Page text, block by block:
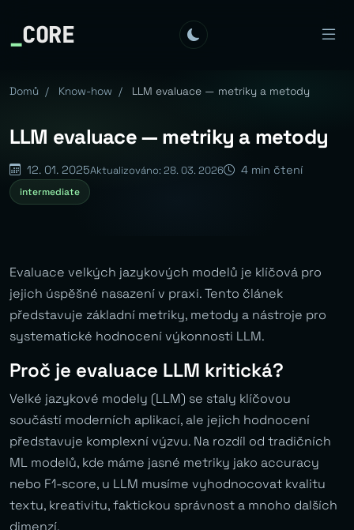
_CORE
Domů / Know-how / LLM evaluace — metriky a metody
LLM evaluace — metriky a metody
12. 01. 2025Aktualizováno: 28. 03. 2026 4 min čtení
intermediate
Evaluace velkých jazykových modelů je klíčová pro
jejich úspěšné nasazení v praxi. Tento článek
představuje základní metriky, metody a nástroje pro
systematické hodnocení výkonnosti LLM.
Proč je evaluace LLM kritická?
Velké jazykové modely (LLM) se staly klíčovou
součástí moderních aplikací, ale jejich hodnocení
představuje komplexní výzvu. Na rozdíl od tradičních
ML modelů, kde máme jasné metriky jako accuracy
nebo F1-score, u LLM musíme vyhodnocovat kvalitu
textu, kreativitu, faktickou správnost a mnoho dalších
dimenzí.